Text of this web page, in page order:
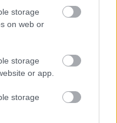
storage
on web or
storage
or app.
storage